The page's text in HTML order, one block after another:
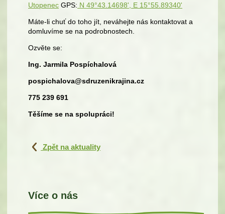
Utopenec GPS: N 49°43.14698', E 15°55.89340'
Máte-li chuť do toho jít, neváhejte nás kontaktovat a
domluvíme se na podrobnostech.
Ozvěte se:
Ing. Jarmila Pospíchalová
pospichalova@sdruzenikrajina.cz
775 239 691
Těšíme se na spolupráci!
Zpět na aktuality
Více o nás